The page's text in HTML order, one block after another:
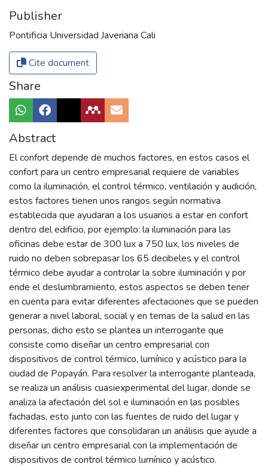
Publisher
Pontificia Universidad Javeriana Cali
Cite document
Share
Abstract
El confort depende de muchos factores, en estos casos el
confort para un centro empresarial requiere de variables
como la iluminación, el control térmico, ventilación y audición,
estos factores tienen unos rangos según normativa
establecida que ayudaran a los usuarios a estar en confort
dentro del edificio, por ejemplo: la iluminación para las
oficinas debe estar de 300 lux a 750 lux, los niveles de
ruido no deben sobrepasar los 65 decibeles y el control
térmico debe ayudar a controlar la sobre iluminación y por
ende el deslumbramiento, estos aspectos se deben tener
en cuenta para evitar diferentes afectaciones que se pueden
generar a nivel laboral, social y en temas de la salud en las
personas, dicho esto se plantea un interrogante que
consiste como diseñar un centro empresarial con
dispositivos de control térmico, lumínico y acústico para la
ciudad de Popayán. Para resolver la interrogante planteada,
se realiza un análisis cuasiexperimental del lugar, donde se
analiza la afectación del sol e iluminación en las posibles
fachadas, esto junto con las fuentes de ruido del lugar y
diferentes factores que consolidaran un análisis que ayude a
diseñar un centro empresarial con la implementación de
dispositivos de control térmico lumínico y acústico.